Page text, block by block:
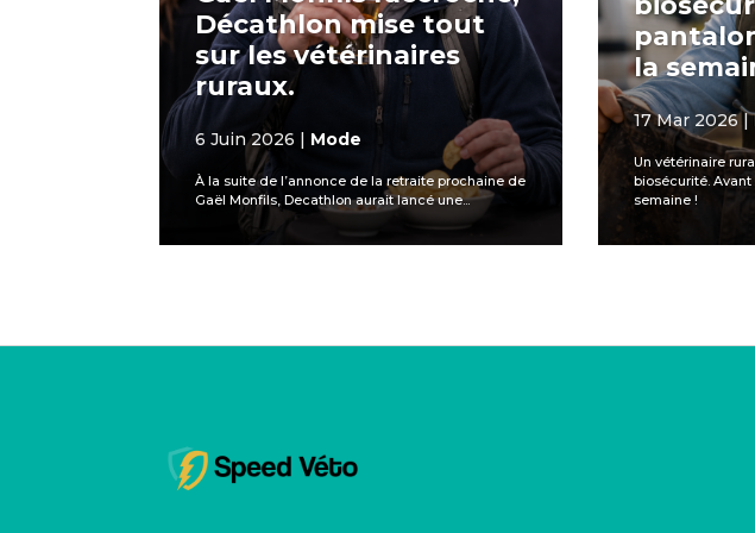
Décathlon mise tout
sur les vétérinaires
ruraux.
6 Juin 2026 | Mode
À la suite de l’annonce de la retraite prochaine de
Gaël Monfils, Decathlon aurait lancé une...
la
17 Mar 2026|
Un vétérinaire
biosécurité.
semaine !